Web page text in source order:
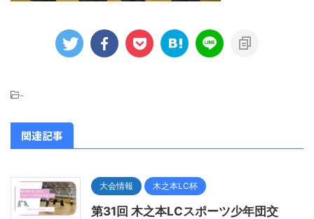
-
関連記事
大会情報 木之本LC杯
第31回 木之本LCスポーツ少年団交